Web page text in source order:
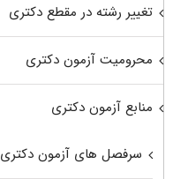
تغییر رشته در مقطع دکتری
محرومیت آزمون دکتری
منابع آزمون دکتری
سرفصل های آزمون دکتری